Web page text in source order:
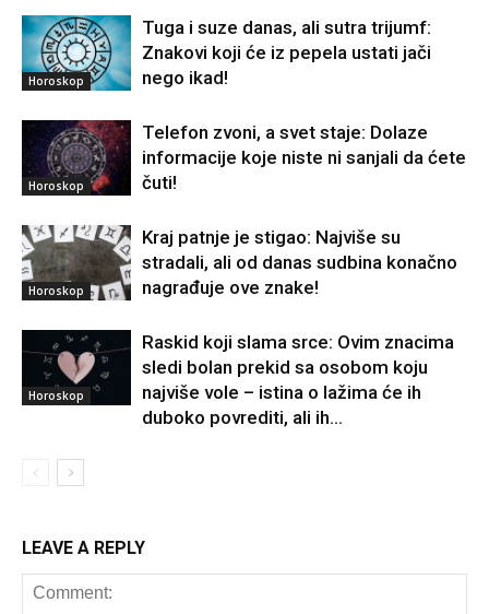
Horoskop
Tuga i suze danas, ali sutra trijumf:
Znakovi koji će iz pepela ustati jači
nego ikad!
Horoskop
Telefon zvoni, a svet staje: Dolaze
informacije koje niste ni sanjali da ćete
čuti!
Horoskop
Kraj patnje je stigao: Najviše su
stradali, ali od danas sudbina konačno
nagrađuje ove znake!
Horoskop
Raskid koji slama srce: Ovim znacima
sledi bolan prekid sa osobom koju
najviše vole – istina o lažima će ih
duboko povrediti, ali ih...
LEAVE A REPLY